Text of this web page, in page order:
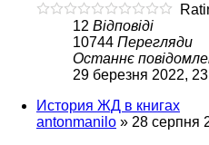
12 Відповіді
10744 Перегляди
Останнє
29 березня 2022,
История ЖД в книгах
antonmanilo » 28 серпня